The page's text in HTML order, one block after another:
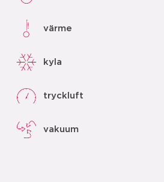
värme
kyla
tryckluft
vakuum